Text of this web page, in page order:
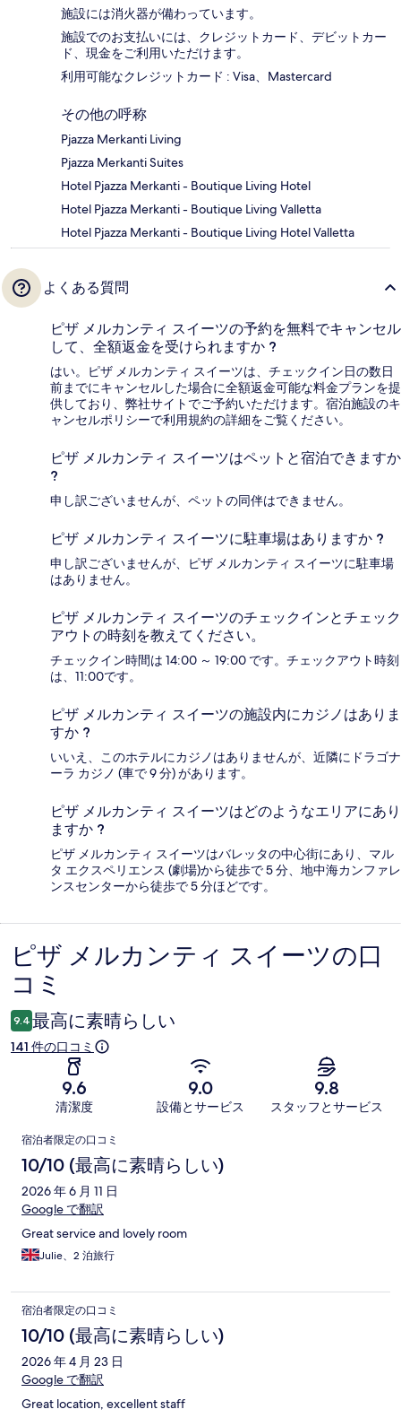
施設には消火器が備わっています。
施設でのお支払いには、クレジットカード、デビットカー
ド、現金をご利用いただけます。
利用可能なクレジットカード : Visa、Mastercard
その他の呼称
Pjazza Merkanti Living
Pjazza Merkanti Suites
Hotel Pjazza Merkanti - Boutique Living Hotel
Hotel Pjazza Merkanti - Boutique Living Valletta
Hotel Pjazza Merkanti - Boutique Living Hotel Valletta
よくある質問
ピザ メルカンティ スイーツの予約を無料でキャンセル
して、全額返金を受けられますか ?
はい。ピザ メルカンティ スイーツは、チェックイン日の数日
前までにキャンセルした場合に全額返金可能な料金プランを提
供しており、弊社サイトでご予約いただけます。宿泊施設のキ
ャンセルポリシーで利用規約の詳細をご覧ください。
ピザ メルカンティ スイーツはペットと宿泊できますか
?
申し訳ございませんが、ペットの同伴はできません。
ピザ メルカンティ スイーツに駐車場はありますか ?
申し訳ございませんが、ピザ メルカンティ スイーツに駐車場
はありません。
ピザ メルカンティ スイーツのチェックインとチェック
アウトの時刻を教えてください。
チェックイン時間は 14:00 ～ 19:00 です。チェックアウト時刻
は、11:00です。
ピザ メルカンティ スイーツの施設内にカジノはありま
すか ?
いいえ、このホテルにカジノはありませんが、近隣にドラゴナ
ーラ カジノ (車で 9 分) があります。
ピザ メルカンティ スイーツはどのようなエリアにあり
ますか ?
ピザ メルカンティ スイーツはバレッタの中心街にあり、マル
タ エクスペリエンス (劇場)から徒歩で 5 分、地中海カンファレ
ンスセンターから徒歩で 5 分ほどです。
口
コ
ミ
ピザ メルカンティ スイーツの口
コミ
9.4 最高に素晴らしい
141 件の口コミ
9.6
清潔度
9.0
設備とサービス
9.8
スタッフとサービス
口
コ
ミ
宿泊者限定の口コミ
10/10 (最高に素晴らしい)
2026 年 6 月 11 日
Google で翻訳
Great service and lovely room
Julie、2 泊旅行
宿泊者限定の口コミ
10/10 (最高に素晴らしい)
2026 年 4 月 23 日
Google で翻訳
Great location, excellent staff